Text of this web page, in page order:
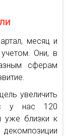
месяц и
Они, в
сферам
увеличить
у нас 120
уже близки к